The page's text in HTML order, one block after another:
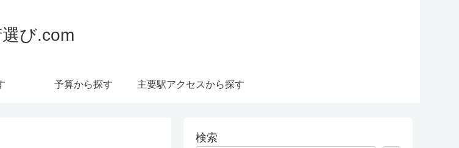
び.com
予算から探す 主要駅アクセスから探す
検索